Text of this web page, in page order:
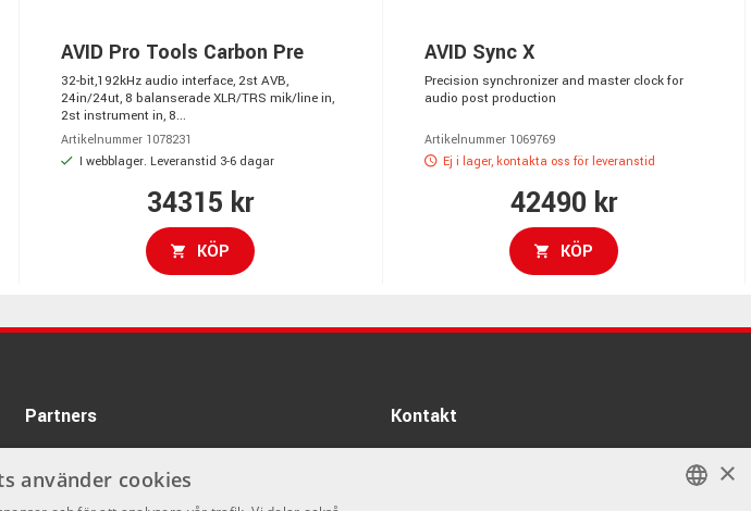
AVID Pro Tools Carbon Pre
32-bit,192kHz audio interface, 2st AVB,
24in/24ut, 8 balanserade XLR/TRS mik/line in,
2st instrument in, 8...
Artikelnummer 1078231
I webblager. Leveranstid 3-6 dagar
34315 kr
KÖP
AVID Sync X
Precision synchronizer and master clock for
audio post production
Artikelnummer 1069769
Ej i lager, kontakta oss för leveranstid
42490 kr
KÖP
Partners Kontakt
×
använder cookies